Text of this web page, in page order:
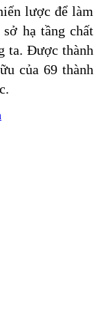
lược để làm
hạ tầng chất
ta. Được thành
của 69 thành